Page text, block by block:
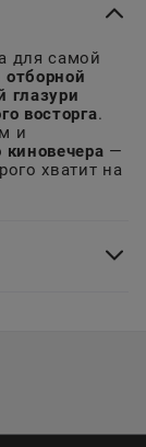
для самой
глазури
восторга.
и
киновечера —
хватит на